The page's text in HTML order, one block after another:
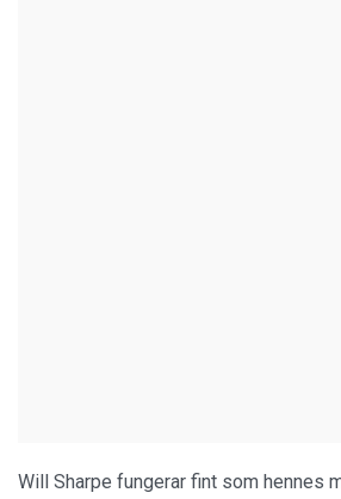
Will Sharpe fungerar fint som hennes